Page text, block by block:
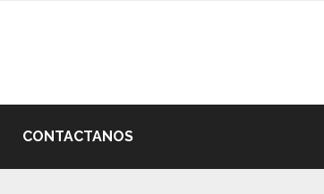
CONTACTANOS